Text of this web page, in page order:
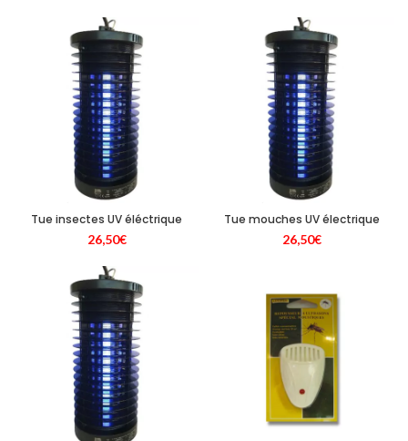
initial
était :
59,90€.
était :
27,00€.
Tue insectes UV éléctrique
26,50€
Tue mouches UV électrique
26,50€